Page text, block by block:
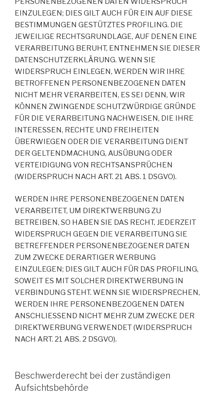
EINZULEGEN; DIES GILT AUCH FÜR EIN AUF DIESE
BESTIMMUNGEN GESTÜTZTES PROFILING. DIE
JEWEILIGE RECHTSGRUNDLAGE, AUF DENEN EINE
VERARBEITUNG BERUHT, ENTNEHMEN SIE DIESER
DATENSCHUTZERKLÄRUNG. WENN SIE
WIDERSPRUCH EINLEGEN, WERDEN WIR IHRE
BETROFFENEN PERSONENBEZOGENEN DATEN
NICHT MEHR VERARBEITEN, ES SEI DENN, WIR
KÖNNEN ZWINGENDE SCHUTZWÜRDIGE GRÜNDE
FÜR DIE VERARBEITUNG NACHWEISEN, DIE IHRE
INTERESSEN, RECHTE UND FREIHEITEN
ÜBERWIEGEN ODER DIE VERARBEITUNG DIENT
DER GELTENDMACHUNG, AUSÜBUNG ODER
VERTEIDIGUNG VON RECHTSANSPRÜCHEN
(WIDERSPRUCH NACH ART. 21 ABS. 1 DSGVO).
WERDEN IHRE PERSONENBEZOGENEN DATEN
VERARBEITET, UM DIREKTWERBUNG ZU
BETREIBEN, SO HABEN SIE DAS RECHT, JEDERZEIT
WIDERSPRUCH GEGEN DIE VERARBEITUNG SIE
BETREFFENDER PERSONENBEZOGENER DATEN
ZUM ZWECKE DERARTIGER WERBUNG
EINZULEGEN; DIES GILT AUCH FÜR DAS PROFILING,
SOWEIT ES MIT SOLCHER DIREKTWERBUNG IN
VERBINDUNG STEHT. WENN SIE WIDERSPRECHEN,
WERDEN IHRE PERSONENBEZOGENEN DATEN
ANSCHLIESSEND NICHT MEHR ZUM ZWECKE DER
DIREKTWERBUNG VERWENDET (WIDERSPRUCH
NACH ART. 21 ABS. 2 DSGVO).
Beschwerderecht bei der zuständigen
Aufsichtsbehörde